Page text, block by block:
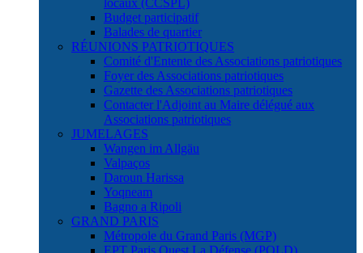
locaux (CCSPL)
Budget participatif
Balades de quartier
RÉUNIONS PATRIOTIQUES
Comité d'Entente des Associations patriotiques
Foyer des Associations patriotiques
Gazette des Associations patriotiques
Contacter l'Adjoint au Maire délégué aux
Associations patriotiques
JUMELAGES
Wangen im Allgäu
Valpaços
Daroun Harissa
Yoqneam
Bagno a Ripoli
GRAND PARIS
Métropole du Grand Paris (MGP)
EPT Paris Ouest La Défense (POLD)